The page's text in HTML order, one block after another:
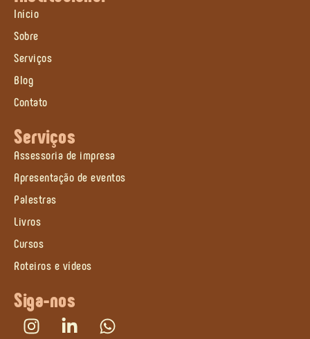
Início
Sobre
Serviços
Blog
Contato
Serviços
Assessoria de impresa
Apresentação de eventos
Palestras
Livros
Cursos
Roteiros e vídeos
Siga-nos